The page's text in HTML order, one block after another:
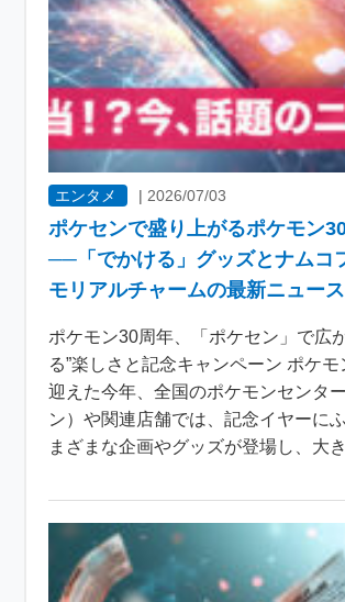
エンタメ | 2026/07/03
ポケセンで盛り上がるポケモン
──「でかける」グッズとナムコ
モリアルチャームの最新ニュース
ポケモン30周年、「ポケセン」で広
る”楽しさと記念キャンペーン ポケ
迎えた今年、全国のポケモンセンタ
ン）や関連店舗では、記念イヤーに
まざまな企画やグッズが登場し、大